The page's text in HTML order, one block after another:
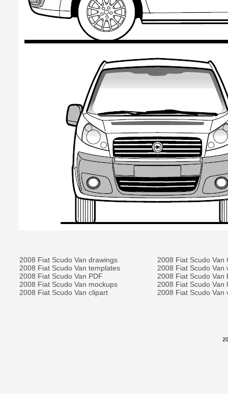
2008 Fiat Scudo Van drawings
2008 Fiat Scudo Van templates
2008 Fiat Scudo Van PDF
2008 Fiat Scudo Van mockups
2008 Fiat Scudo Van clipart
2008 Fiat Scudo Van
2008 Fiat Scudo Van
2008 Fiat Scudo Van
2008 Fiat Scudo Van
2008 Fiat Scudo Van